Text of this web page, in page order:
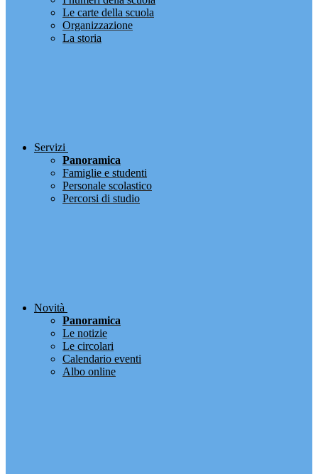
Le carte della scuola
Organizzazione
La storia
Servizi
Panoramica
Famiglie e studenti
Personale scolastico
Percorsi di studio
Novità
Panoramica
Le notizie
Le circolari
Calendario eventi
Albo online